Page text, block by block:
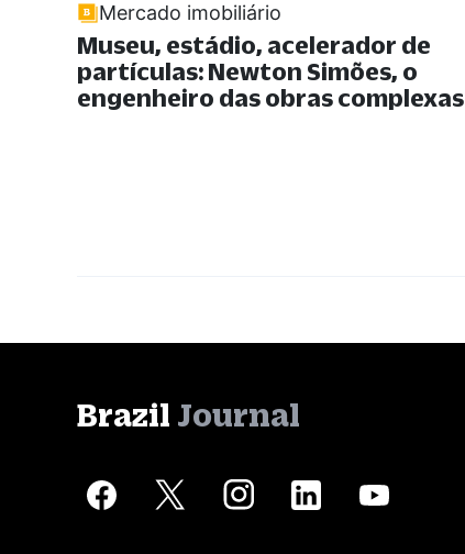
Mercado imobiliário
Museu, estádio, acelerador de
partículas: Newton Simões, o
engenheiro das obras complexas
Brazil Journal